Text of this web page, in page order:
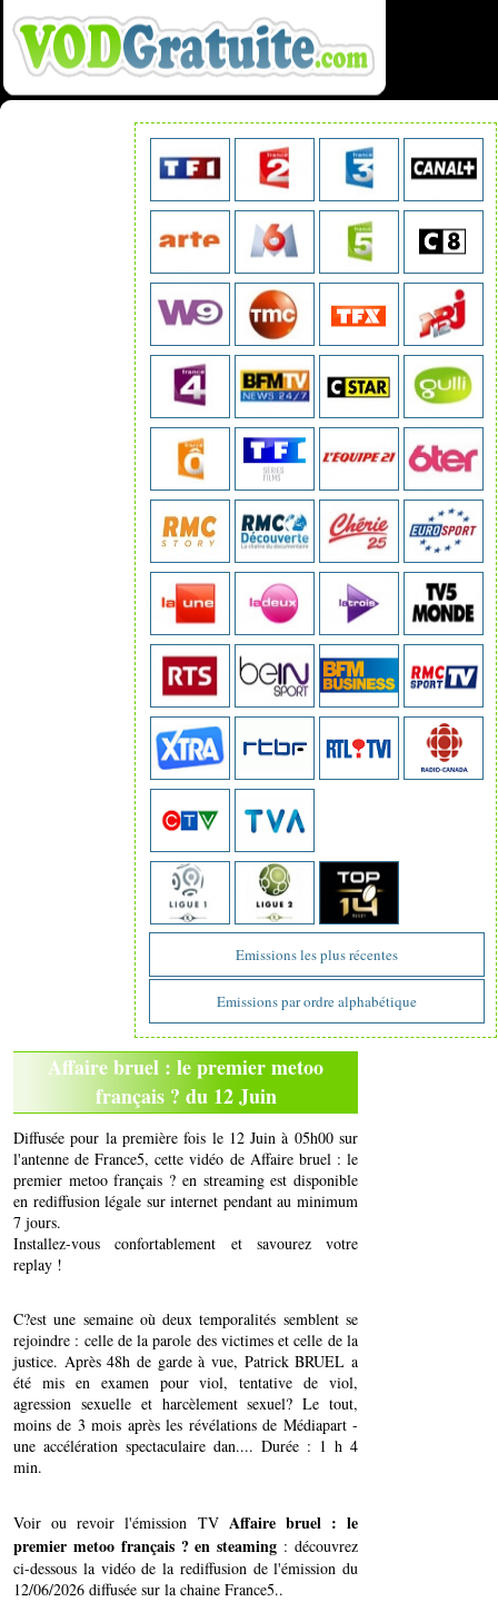
Emissions les plus récentes
Emissions par ordre alphabétique
Affaire bruel : le premier metoo
français ? du 12 Juin
Diffusée pour la première fois le 12 Juin à 05h00 sur
l'antenne de France5, cette vidéo de Affaire bruel : le
premier metoo français ? en streaming est disponible
en rediffusion légale sur internet pendant au minimum
7 jours.
Installez-vous confortablement et savourez votre
replay !
C?est une semaine où deux temporalités semblent se
rejoindre : celle de la parole des victimes et celle de la
justice. Après 48h de garde à vue, Patrick BRUEL a
été mis en examen pour viol, tentative de viol,
agression sexuelle et harcèlement sexuel? Le tout,
moins de 3 mois après les révélations de Médiapart -
une accélération spectaculaire dan.... Durée : 1 h 4
min.
Voir ou revoir l'émission TV Affaire bruel : le
premier metoo français ? en steaming : découvrez
ci-dessous la vidéo de la rediffusion de l'émission du
12/06/2026 diffusée sur la chaine France5..